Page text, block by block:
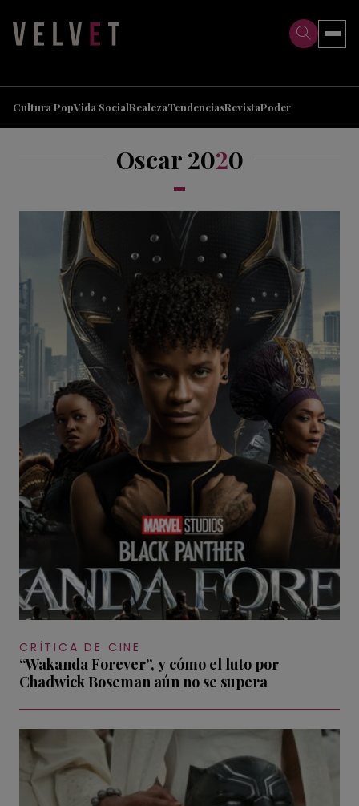
Cultura PopVida SocialRealezaTendenciasRevistaPoder
Oscar 2020
CRÍTICA DE CINE
“Wakanda Forever”, y cómo el luto por
Chadwick Boseman aún no se supera